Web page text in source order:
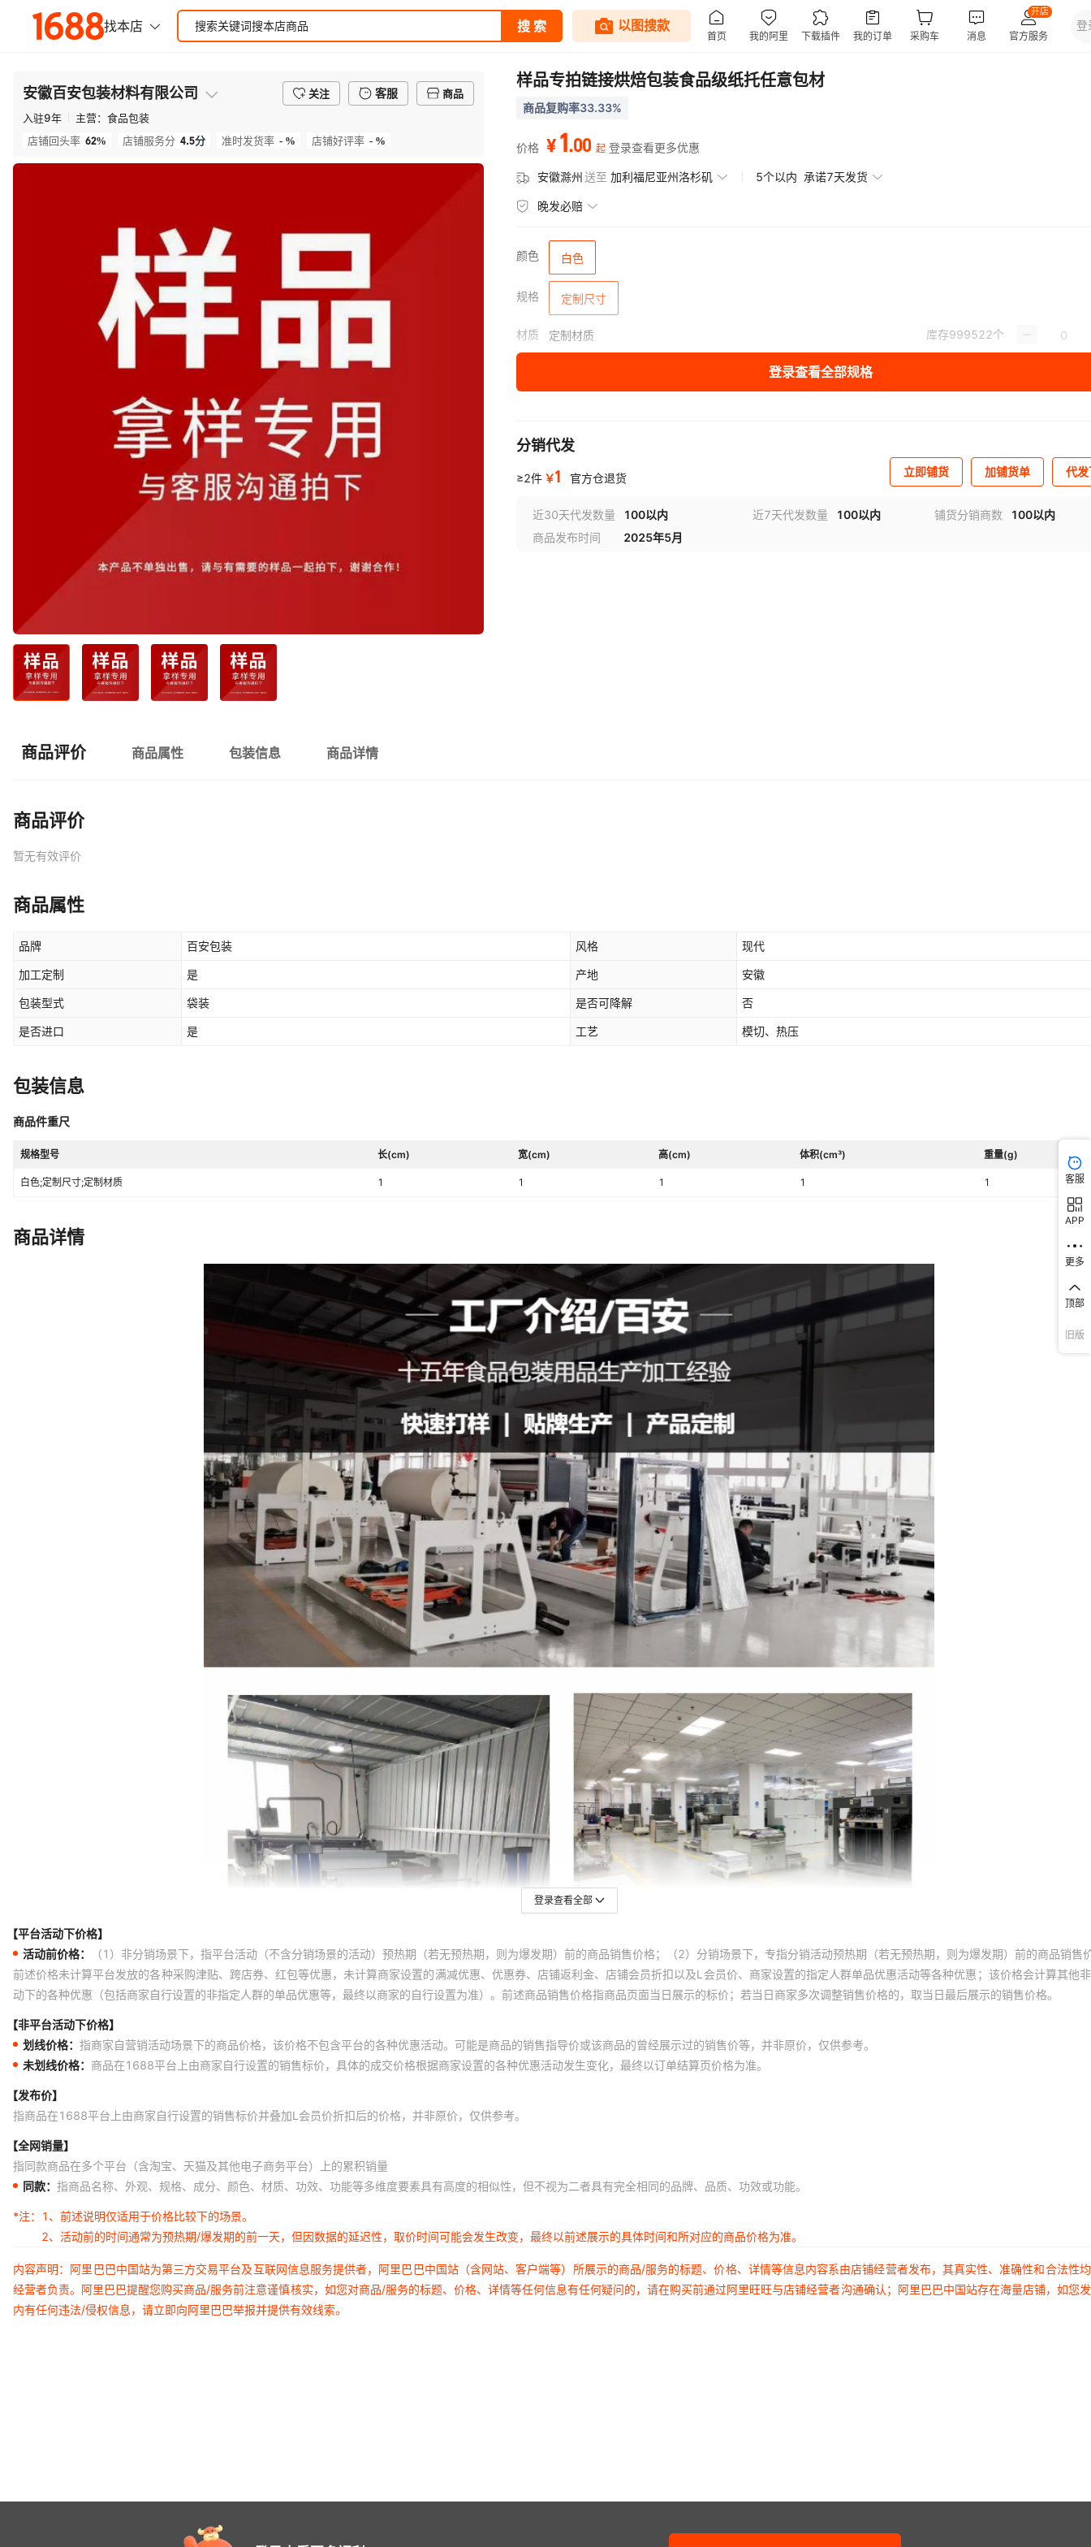
安徽百安包装材料有限公司 关注 客服
商品
入驻9年 主营： 食品包装
店铺回头率 62% 店铺服务分 4.5分 准时发货率 - % 店铺好评率 - %
样品专拍链接烘焙包装食品级纸托任意包材
商品复购率33.33%
价格 ¥1.00 起 登录查看更多优惠
安徽滁州送至 加利福尼亚州洛杉矶 5个以内 承诺7天发货
晚发必赔
颜色 白色
规格 定制尺寸
材质 定制材质 库存999522个
登录查看全部规格
分销代发
≥2件 ￥1 官方仓退货 立即铺货 加铺货单 代
近30天代发数量 100以内 近7天代发数量 100以内 铺货分销商数
100以内
商品发布时间
2025年5月
商品评价 商品属性 包装信息 商品详情
商品评价
暂无有效评价
商品属性
品牌 百安包装 风格 现代
加工定制 是 产地 安徽
包装型式 袋装 是否可降解 否
是否进口 是 工艺 模切、热压
包装信息
商品件重尺
规格型号 长(cm) 宽(cm) 高(cm) 体积(cm³) 重量(g)
白色;定制尺寸;定制材质 1 1 1 1 1
商品详情
登录查看全部
【平台活动下价格】
活动前价格：
（1）非分销场景下，指平台活动（不含分销场景的活动）预热期（若无预热期，则为爆发期）前的商品销售价格；（2）分销场景下，专指分销活动预热期（若无预热期，则为爆发期）前的商品销售
前述价格未计算平台发放的各种采购津贴、跨店券、红包等优惠，未计算商家设置的满减优惠、优惠券、店铺返利金、店铺会员折扣以及L会员价、商家设置的指定人群单品优惠活动等各种优惠；该价格会计算其他
动下的各种优惠（包括商家自行设置的非指定人群的单品优惠等，最终以商家的自行设置为准）。前述商品销售价格指商品页面当日展示的标价；若当日商家多次调整销售价格的，取当日最后展示的销售价格。
【非平台活动下价格】
划线价格： 指商家自营销活动场景下的商品价格，该价格不包含平台的各种优惠活动。可能是商品的销售指导价或该商品的曾经展示过的销售价等，并非原价，仅供参考。
未划线价格： 商品在1688平台上由商家自行设置的销售标价，具体的成交价格根据商家设置的各种优惠活动发生变化，最终以订单结算页价格为准。
【发布价】
指商品在1688平台上由商家自行设置的销售标价并叠加L会员价折扣后的价格，并非原价，仅供参考。
【全网销量】
指同款商品在多个平台（含淘宝、天猫及其他电子商务平台）上的累积销量
同款： 指商品名称、外观、规格、成分、颜色、材质、功效、功能等多维度要素具有高度的相似性，但不视为二者具有完全相同的品牌、品质、功效或功能。
*注：
1、前述说明仅适用于价格比较下的场景。
2、活动前的时间通常为预热期/爆发期的前一天，但因数据的延迟性，取价时间可能会发生改变，最终以前述展示的具体时间和所对应的商品价格为准。
内容声明：阿里巴巴中国站为第三方交易平台及互联网信息服务提供者，阿里巴巴中国站（含网站、客户端等）所展示的商品/服务的标题、价格、详情等信息内容系由店铺经营者发布，其真实性、准确性和合法性
经营者负责。阿里巴巴提醒您购买商品/服务前注意谨慎核实，如您对商品/服务的标题、价格、详情等任何信息有任何疑问的，请在购买前通过阿里旺旺与店铺经营者沟通确认；阿里巴巴中国站存在海量店铺，如您
内有任何违法/侵权信息，请立即向阿里巴巴举报并提供有效线索。
客服
APP
更多
顶部
旧版